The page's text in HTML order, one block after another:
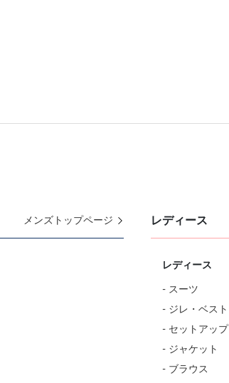
メンズトップページ レディース
レディース
- スーツ
- ジレ・ベスト
- セットアップ
- ジャケット
- ブラウス